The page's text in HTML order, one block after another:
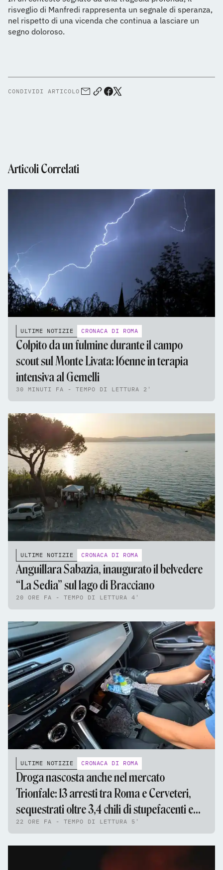
risveglio di Manfredi rappresenta un segnale di speranza,
nel rispetto di una vicenda che continua a lasciare un
segno doloroso.
CONDIVIDI ARTICOLO
Articoli Correlati
ULTIME NOTIZIE CRONACA DI ROMA
Colpito da un fulmine durante il campo
scout sul Monte Livata: 16enne in terapia
intensiva al Gemelli
30 MINUTI FA - TEMPO DI LETTURA 2'
ULTIME NOTIZIE CRONACA DI ROMA
Anguillara Sabazia, inaugurato il belvedere
“La Sedia” sul lago di Bracciano
20 ORE FA - TEMPO DI LETTURA 4'
ULTIME NOTIZIE CRONACA DI ROMA
Droga nascosta anche nel mercato
Trionfale: 13 arresti tra Roma e Cerveteri,
sequestrati oltre 3,4 chili di stupefacenti e
95mila euro
22 ORE FA - TEMPO DI LETTURA 5'